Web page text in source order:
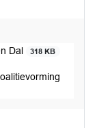
Dal
318 KB